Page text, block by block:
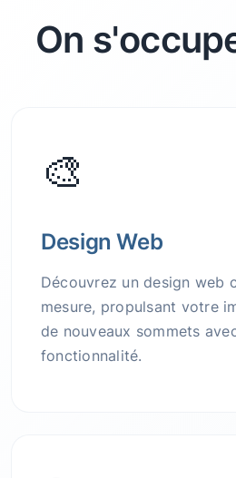
On
🎨
Design Web
Découvrez un design web
mesure, propulsant votre
de nouveaux sommets
fonctionnalité.